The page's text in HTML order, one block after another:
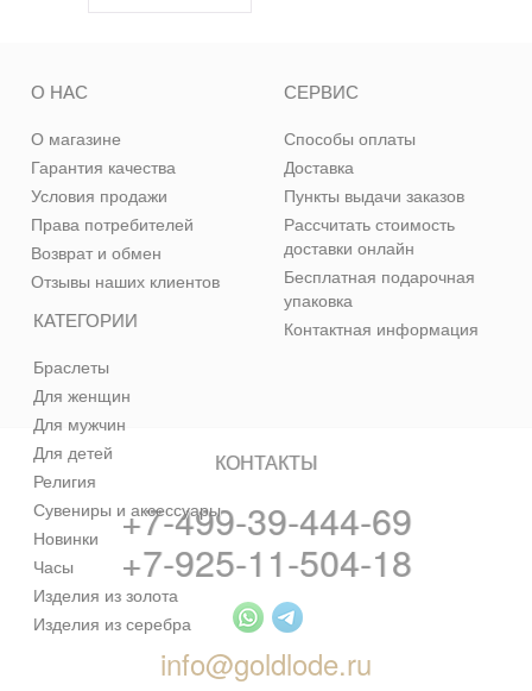
КАТЕГОРИИ
Браслеты
Для женщин
Для мужчин
Для детей
Религия
Сувениры и аксессуары
Новинки
Часы
Изделия из золота
Изделия из серебра
О НАС
О магазине
Гарантия качества
Условия продажи
Права потребителей
Возврат и обмен
Отзывы наших клиентов
СЕРВИС
Способы оплаты
Доставка
Пункты выдачи заказов
Рассчитать стоимость
доставки онлайн
Бесплатная подарочная
упаковка
Контактная информация
КОНТАКТЫ
+7-499-39-444-69
+7-925-11-504-18
info@goldlode.ru